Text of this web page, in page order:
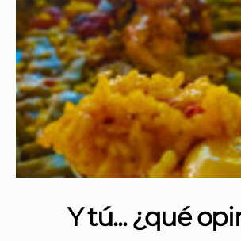
Y tú... ¿qué